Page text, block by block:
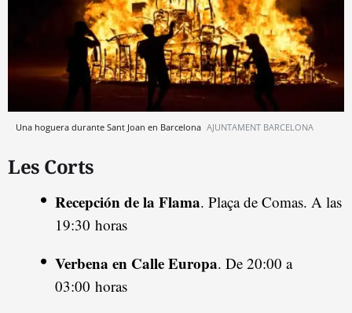
Una hoguera durante Sant Joan en Barcelona AJUNTAMENT BARCELONA
Les Corts
Recepción de la Flama. Plaça de Comas. A las
19:30 horas
Verbena en Calle Europa. De 20:00 a
03:00 horas